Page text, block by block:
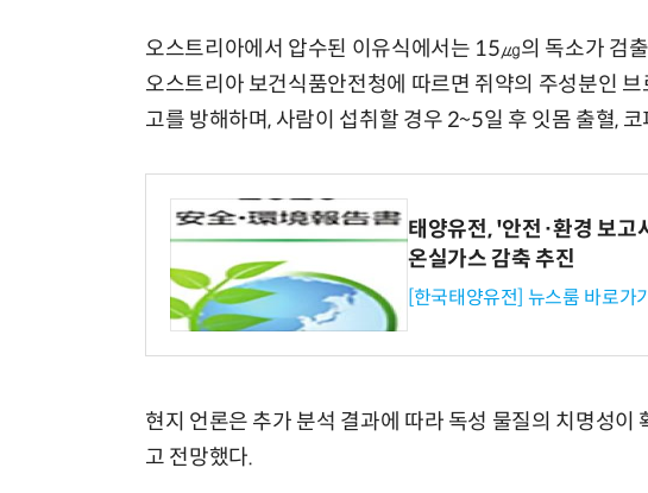
오스트리아에서 압수된 이유식에서는 15㎍의 독소가 검
오스트리아 보건식품안전청에 따르면 쥐약의 주성분인
고를 방해하며, 사람이 섭취할 경우 2~5일 후 잇몸 출혈,
태양유전, '안전·환경 보
온실가스 감축 추진
[한국태양유전] 뉴스룸 바로가
현지 언론은 추가 분석 결과에 따라 독성 물질의 치명성
고 전망했다.